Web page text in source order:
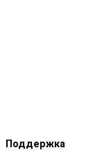
Поддержка